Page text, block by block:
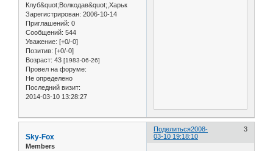
Клуб&quot;Волкодав&quot;,Харьк
Зарегистрирован: 2006-10-14
Приглашений: 0
Сообщений: 544
Уважение: [+0/-0]
Позитив: [+0/-0]
Возраст: 43 [1983-06-26]
Провел на форуме:
Не определено
Последний визит:
2014-03-10 13:28:27
Поделиться 3
2008-
03-10 19:18:10
Sky-Fox
Members